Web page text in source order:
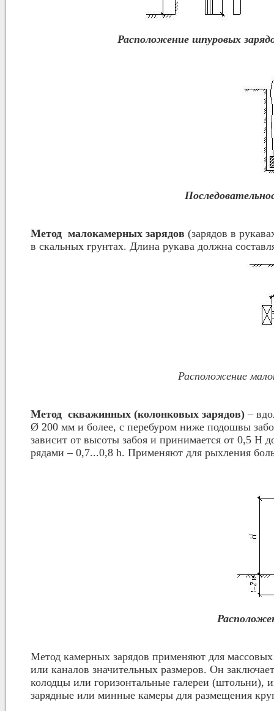
Расположение шпуровых
Метод малокамерных зарядов (зарядов в
в скальных грунтах. Длина рукава должна
Расположение
Метод скважинных (колонковых зарядов) –
Ø 200 мм и более, с перебуром ниже подошвы
зависит от высоты забоя и принимается от 0,5
рядами – 0,7...0,8 h. Применяют для рыхления
Метод камерных зарядов применяют для
или каналов значительных размеров. Он
колодцы или горизонтальные галереи (штольни),
зарядные или минные камеры для размещения